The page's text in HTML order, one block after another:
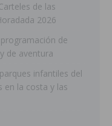
de las
2026
de
de aventura
infantiles del
en la costa y las